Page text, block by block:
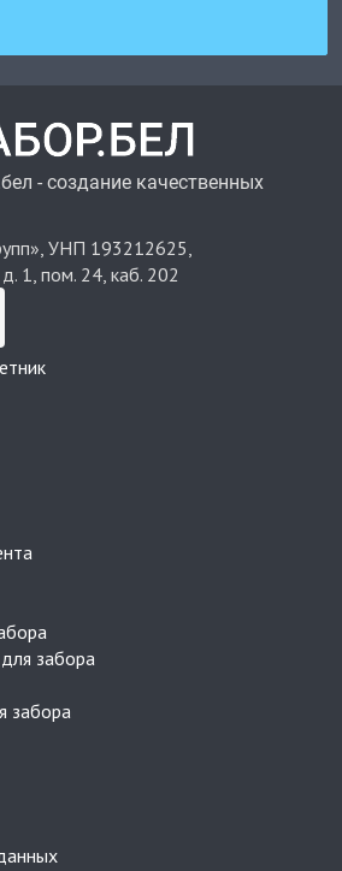
- создание качественных
УНП 193212625,
1, пом. 24, каб. 202
забора
забора